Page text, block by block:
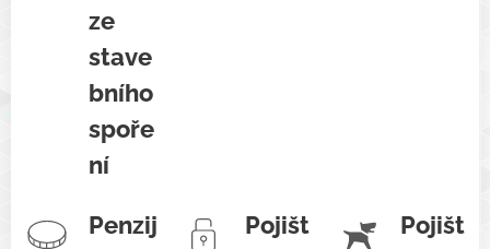
ze
stave
bního
spoře
ní
Penzij
Pojišt
Pojišt